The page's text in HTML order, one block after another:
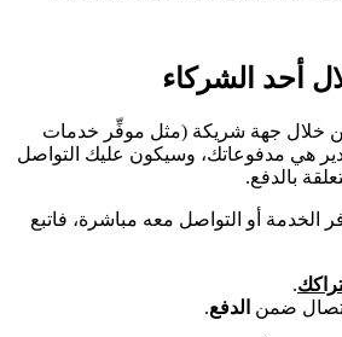
أحد الشركاء
من خلال جهة شريكة (مثل موفِّر خدمات
هي مدفوعاتك، وسيكون عليك التواصل
بالدفع.
الخدمة أو التواصل معه مباشرة، فاتبع
.
ضمن الدفع.